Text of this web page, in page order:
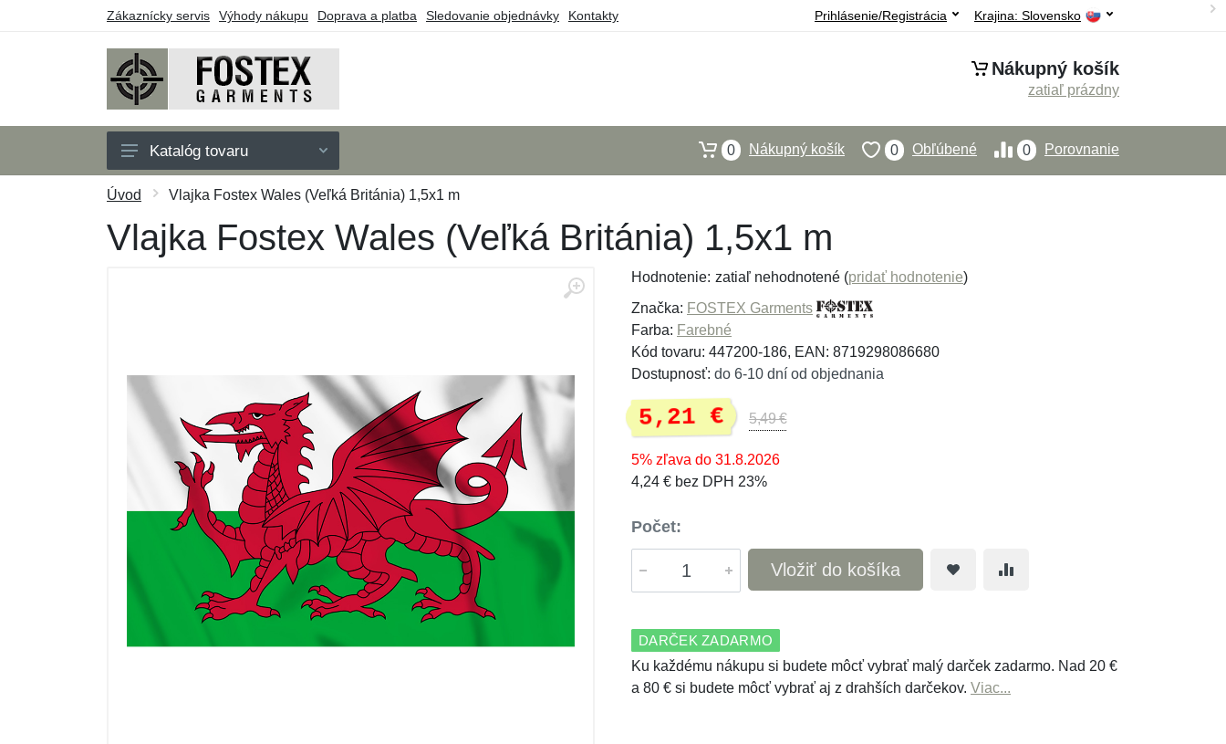
Zákaznícky servis Výhody nákupu Doprava a platba Sledovanie objednávky Kontakty Krajina: Slovensko
Prihlásenie/Registrácia
Nákupný košík
zatiaľ prázdny
Pánske
Detské
Doplnky
Darčekové poukazy
Výpredaj
Katalóg tovaru 0 Porovnanie
0 Obľúbené
0 Nákupný košík
Úvod Vlajka Fostex Wales (Veľká Británia) 1,5x1 m
Vlajka Fostex Wales (Veľká Británia) 1,5x1 m
Hodnotenie: zatiaľ nehodnotené (pridať hodnotenie)
Značka: FOSTEX Garments
Farba: Farebné
Kód tovaru: 447200-186, EAN: 8719298086680
Dostupnosť: do 6-10 dní od objednania
5,21 € 5,49 €
5% zľava do 31.8.2026
4,24 € bez DPH 23%
Počet:
Vložiť do košíka
DARČEK ZADARMO
Ku každému nákupu si budete môcť vybrať malý darček zadarmo. Nad 20 €
a 80 € si budete môcť vybrať aj z drahších darčekov. Viac...